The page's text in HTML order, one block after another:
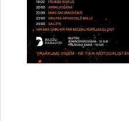
eiro par kopējā
noteikta piemaksa 40,5 eiro
gada beigām), no 1. oktobra
un piemaksu pie pensijas 43